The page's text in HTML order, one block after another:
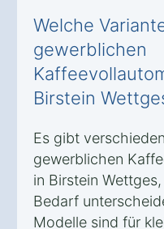
Welche
gewerblichen
Birstein
Es gibt
gewerblichen
in Birstein
Bedarf
Modelle sind für